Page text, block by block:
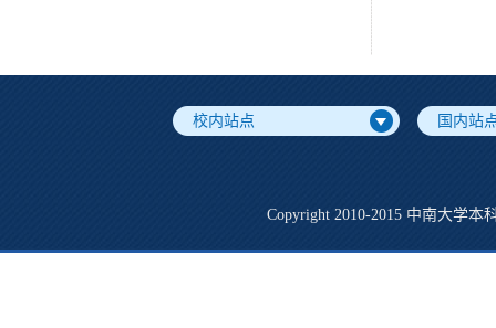
校内站点 国内站
Copyright 2010-2015 中南大学